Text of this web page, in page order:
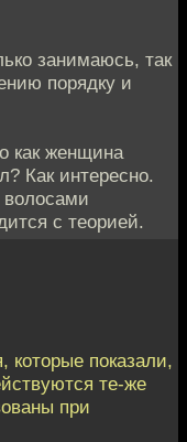
занимаюсь, так
порядку и
как женщина
Как интересно.
с теорией.
которые показали,
те-же
при